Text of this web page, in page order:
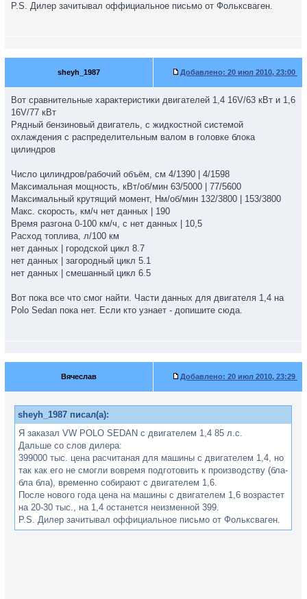
P.S. Дилер зачитывал оффициальное письмо от Фольксваген.
sheyh_1987 Добавлено: 20 июл 2010, 23:00
Вот сравнительные характеристики двигателей 1,4 16V/63 кВт и 1,6
16V/77 кВт
Рядный бензиновый двигатель, с жидкостной системой
охлаждения с распределительным валом в головке блока
цилиндров
Число цилиндров/рабочий объём, см 4/1390 | 4/1598
Максимальная мощность, кВт/об/мин 63/5000 | 77/5600
Максимальный крутящий момент, Нм/об/мин 132/3800 | 153/3800
Макс. скорость, км/ч нет данных | 190
Время разгона 0-100 км/ч, с нет данных | 10,5
Расход топлива, л/100 км
нет данных | городской цикл 8.7
нет данных | загородный цикл 5.1
нет данных | смешанный цикл 6.5
Вот пока все что смог найти. Части данных для двигателя 1,4 на
Polo Sedan пока нет. Если кто узнает - допишите сюда.
Вячеслав Добавлено: 20 июл 2010, 23:29
sheyh_1987 писал(а):
Я заказал VW POLO SEDAN с двигателем 1,4 85 л.с.
Дальше со слов дилера:
399000 тыс. цена расчитаная для машины с двигателем 1,4, но
так как его не смогли вовремя подготовить к производству (бла-
бла бла), временно собирают с двигателем 1,6.
После нового года цена на машины с двигателем 1,6 возрастет
на 20-30 тыс., на 1,4 останется неизменной 399.
P.S. Дилер зачитывал оффициальное письмо от Фольксваген.